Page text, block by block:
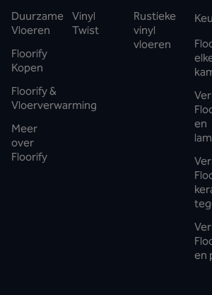
Duurzame
Vloeren
Floorify
Kopen
Floorify &
Vloerverwarming
Meer
over
Floorify
Vinyl
Twist
Rustieke
vinyl
vloeren
en
en